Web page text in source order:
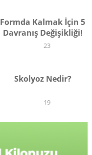
Formda Kalmak İçin 5
Davranış Değişikliği!
23
Skolyoz Nedir?
19